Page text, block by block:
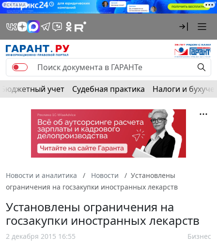
РЕКЛАМА
Бюджетный учет Судебная практика Налоги и
Новости и аналитика Новости
Установлены
ограничения на госзакупки иностранных лекарств
Установлены ограничения на
госзакупки иностранных лекарств
2 декабря 2015 16:55 Бизнес